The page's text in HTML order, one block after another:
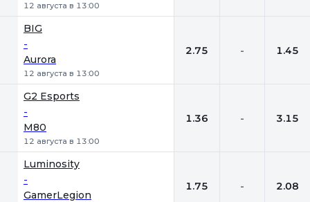
12 августа в 13:00
BIG
-
Aurora
12 августа в 13:00
2.75 - 1.45
G2 Esports
-
M80
12 августа в 13:00
1.36 - 3.15
Luminosity
-
GamerLegion
1.75 - 2.08